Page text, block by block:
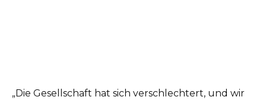
„Die Gesellschaft hat sich verschlechtert, und wir